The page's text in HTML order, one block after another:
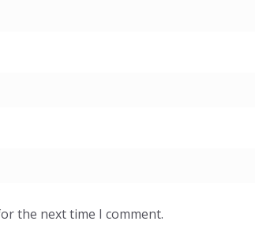
the next time I comment.